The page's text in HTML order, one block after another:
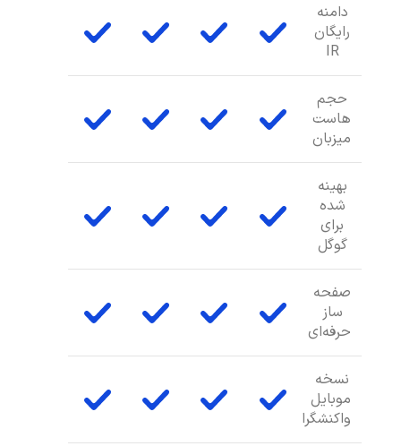
دامنه
رایگان
IR
حجم
هاست
میزبان
بهینه
شده
برای
گوگل
صفحه
ساز
حرفه‌ای
نسخه
موبایل
واکنشگرا